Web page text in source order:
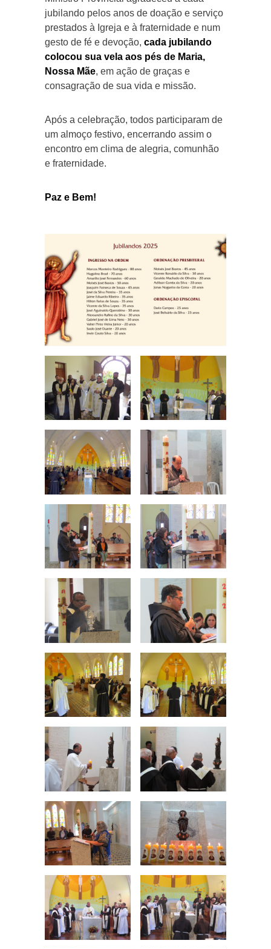
jubilando pelos anos de doação e serviço
prestados à Igreja e à fraternidade e num
gesto de fé e devoção, cada jubilando
colocou sua vela aos pés de Maria,
Nossa Mãe, em ação de graças e
consagração de sua vida e missão.
Após a celebração, todos participaram de
um almoço festivo, encerrando assim o
encontro em clima de alegria, comunhão
e fraternidade.
Paz e Bem!